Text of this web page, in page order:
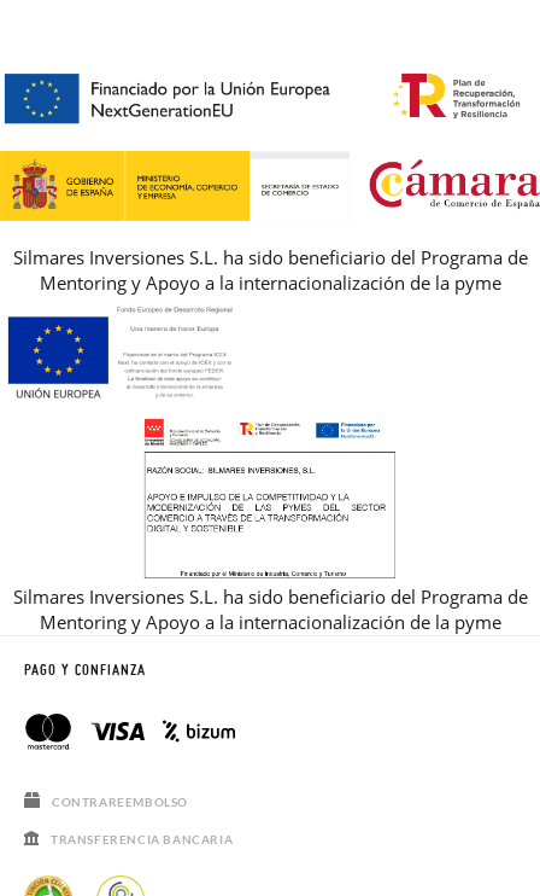
AVISO LEGAL, PRIVACIDAD Y COOKIES
REBAJAS
PREGUNTAS FRECUENTES
Silmares Inversiones S.L. ha sido beneficiario del Programa de
Mentoring y Apoyo a la internacionalización de la pyme
Silmares Inversiones S.L. ha sido beneficiario del Programa de
Mentoring y Apoyo a la internacionalización de la pyme
PAGO Y CONFIANZA
CONTRAREEMBOLSO
TRANSFERENCIA BANCARIA